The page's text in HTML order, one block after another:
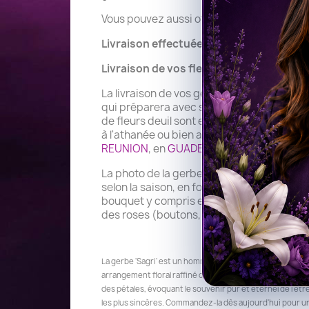
Vous pouvez aussi offrir un article
Livraison effectuée aujourd'hui ou le
Livraison de vos fleurs deuil 7 jours sur
La livraison de vos gerbes de fleurs
qui préparera avec soin et
de fleurs deuil sont effectuées 7/j/7 au
à l'athanée ou bien au reposoir, au
REUNION, enGUADELOUPE, à la
La photo de la gerbe est non
selon la saison, en fonction de sa
bouquet y compris en nombre de fleurs.
des roses (boutons, tiges), de la saison ou
La gerbe 'Sagri' est un hommage poignant à ceux que
arrangement floral raffiné combinant des roses
des pétales, évoquant le souvenir pur et éternel de
les plus sincères. Commandez-la dès aujourd'hui pour